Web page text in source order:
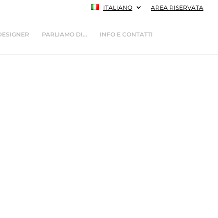
ITALIANO AREA RISERVATA
PARLIAMO DI… INFO E CONTATTI